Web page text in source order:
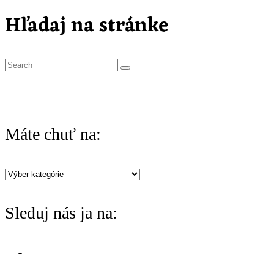
Hľadaj na stránke
S
c
f
o
Máte chuť na:
Máte
na:
Sleduj nás ja na: